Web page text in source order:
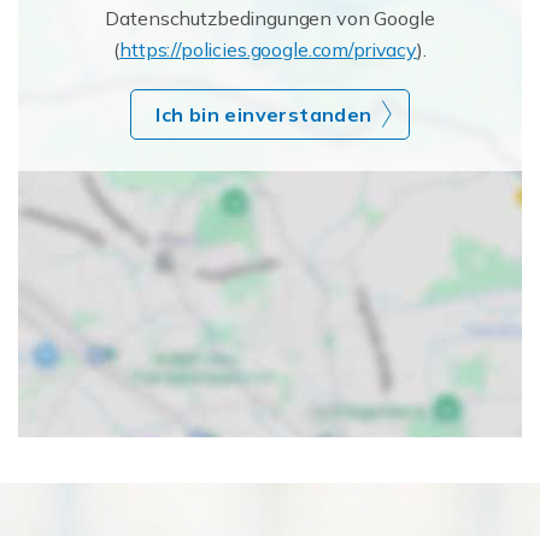
Datenschutzbedingungen von Google
(https://policies.google.com/privacy).
Ich bin einverstanden